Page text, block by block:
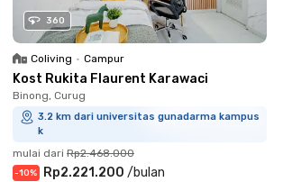
360
Coliving • Campur
Kost Rukita Flaurent Karawaci
Binong, Curug
3.2 km dari universitas gunadarma kampus
k
mulai dari Rp2.468.000
-10% Rp2.221.200 /bulan